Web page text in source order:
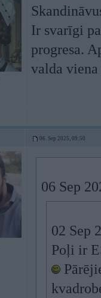
Ir svarīgi
progresa.
valda
06. Sep 2025, 09:50
06 Sep
02 Sep
Poļi ir